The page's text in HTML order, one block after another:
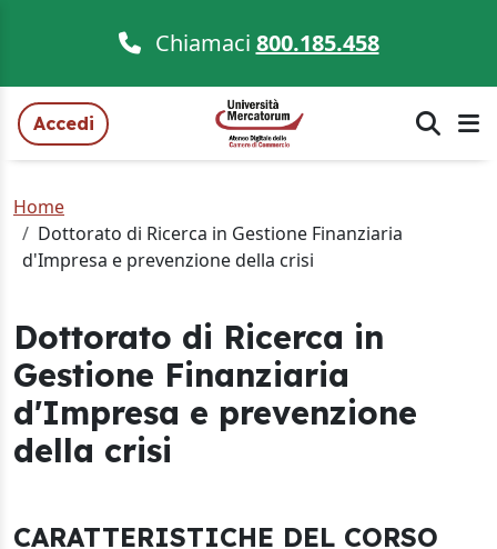
Chiamaci 800.185.458
Accedi
Home
Dottorato di Ricerca in Gestione Finanziaria
d'Impresa e prevenzione della crisi
Dottorato di Ricerca in
Gestione Finanziaria
d'Impresa e prevenzione
della crisi
CARATTERISTICHE DEL CORSO